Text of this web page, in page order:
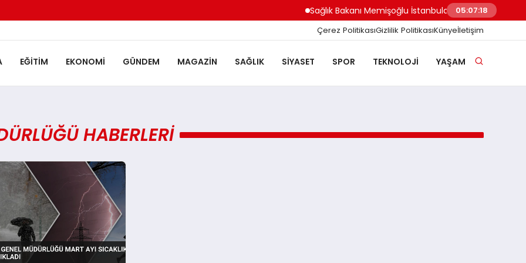
Sağlık Bakanı Memişoğlu İstanbuldaki DSÖ Bakanlar
05:07:18
Çerez PolitikasıGizlilik PolitikasıKünyeİletişim
EĞITIM EKONOMI GÜNDEM MAGAZIN SAĞLIK SIYASET SPOR TEKNOLOJI YAŞAM
HABERLERI